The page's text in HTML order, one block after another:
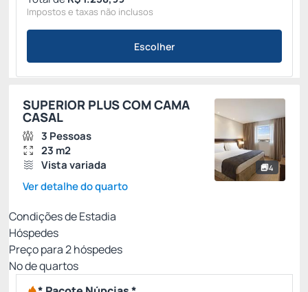
Impostos e taxas não inclusos
Escolher
4
SUPERIOR PLUS COM CAMA
CASAL
3 Pessoas
23 m2
Vista variada
Ver detalhe do quarto
Condições de Estadia
Hóspedes
Preço para2hóspedes
Nº de quartos